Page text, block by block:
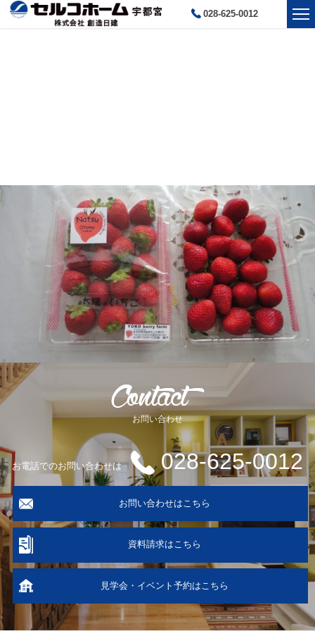
028-625-0012
お問い合わせ
お電話でのお問い合わせは 028-625-0012
お問い合わせはこちら
資料請求はこちら
見学会・イベント予約はこちら